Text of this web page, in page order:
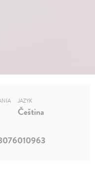
JAZYK
Čeština